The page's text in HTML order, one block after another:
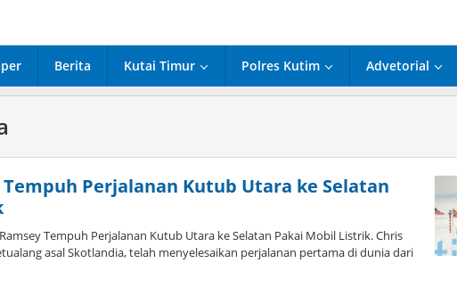
Berita Kutai Timur Polres Kutim Advetorial
Tempuh Perjalanan Kutub Utara ke Selatan
Tempuh Perjalanan Kutub Utara ke Selatan Pakai Mobil Listrik. Chris
asal Skotlandia, telah menyelesaikan perjalanan pertama di dunia dari